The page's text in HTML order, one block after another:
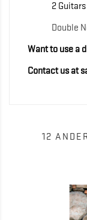
2 Guitars
Double
Want to use a
Contact us at
12